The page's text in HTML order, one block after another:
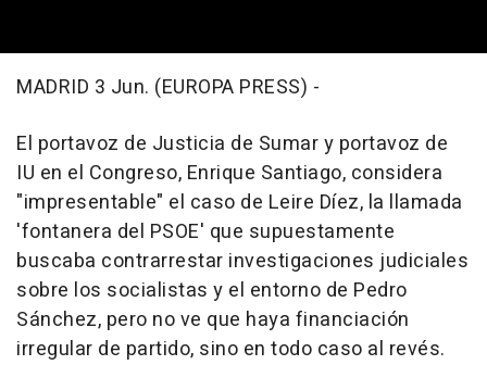
MADRID 3 Jun. (EUROPA PRESS) -
El portavoz de Justicia de Sumar y portavoz de
IU en el Congreso, Enrique Santiago, considera
"impresentable" el caso de Leire Díez, la llamada
'fontanera del PSOE' que supuestamente
buscaba contrarrestar investigaciones judiciales
sobre los socialistas y el entorno de Pedro
Sánchez, pero no ve que haya financiación
irregular de partido, sino en todo caso al revés.